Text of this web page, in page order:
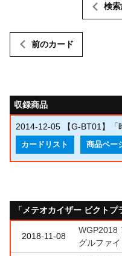
前のカード
検
収録商品
2014-12-05 【G-BT01】「
カードリスト 商品ペー
「メテオカイザー ビクト
2018-11-08
WGP2018
グルファ